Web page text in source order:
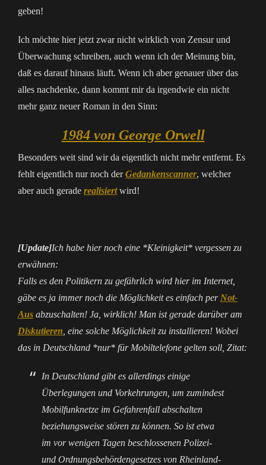
geben!
Ich möchte hier jetzt zwar nicht wirklich von Zensur und
Überwachung schreiben, auch wenn ich der Meinung bin,
daß es darauf hinaus läuft. Wenn ich aber genauer über das
alles nachdenke, dann kommt mir da irgendwie ein nicht
mehr ganz neuer Roman in den Sinn:
1984 von George Orwell
Besonders weit sind wir da eigentlich nicht mehr entfernt. Es
fehlt eigentlich nur noch derGedankenscanner, welcher
aber auch gerade realisiertwird!
[Update]Ich habe hier noch eine *Kleinigkeit* vergessen zu
erwähnen:
Falls es den Politikern zu gefährlich wird hier im Internet,
gäbe es ja immer noch die Möglichkeit es einfach per Not-
Aus abzuschalten! Ja, wirklich! Man ist gerade darüber am
Diskutieren , eine solche Möglichkeit zu installieren! Wobei
das in Deutschland *nur* für Mobiltelefone gelten soll, Zitat:
In Deutschland gibt es allerdings einige
Überlegungen und Vorkehrungen, um zumindest
Mobilfunknetze im Gefahrenfall abschalten
beziehungsweise stören zu können. So ist etwa
im vor wenigen Tagen beschlossenen Polizei-
und Ordnungsbehördengesetzes von Rheinland-